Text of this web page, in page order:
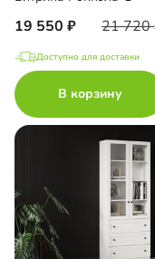
19 550 21 720
Доступно для доставки
В корзину